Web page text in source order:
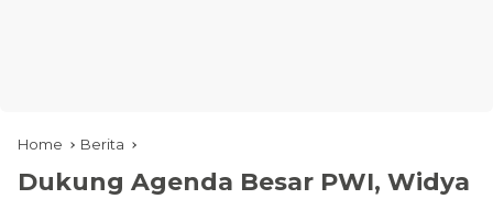
Home Berita
Dukung Agenda Besar PWI, Widya